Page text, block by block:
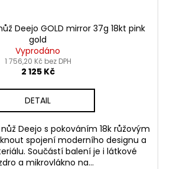
Deejo GOLD mirror 37g 18kt pink
gold
Vyprodáno
1 756,20 Kč bez DPH
2 125 Kč
DETAIL
Deejo s pokováním 18k růžovým
spojení moderního designu a
Součástí balení je i látkové
a mikrovlákno na...